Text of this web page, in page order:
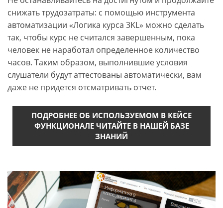
снижать трудозатраты: с помощью инструмента
автоматизации «Логика курса 3KL» можно сделать
так, чтобы курс не считался завершенным, пока
человек не наработал определенное количество
часов. Таким образом, выполнившие условия
слушатели будут аттестованы автоматически, вам
даже не придется отсматривать отчет.
ПОДРОБНЕЕ ОБ ИСПОЛЬЗУЕМОМ В КЕЙСЕ
ФУНКЦИОНАЛЕ ЧИТАЙТЕ В НАШЕЙ БАЗЕ
ЗНАНИЙ